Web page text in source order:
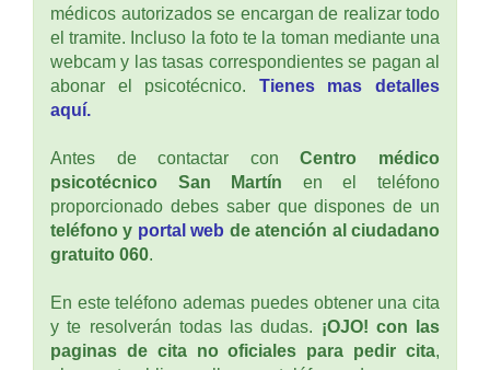
médicos autorizados se encargan de realizar todo
el tramite. Incluso la foto te la toman mediante una
webcam y las tasas correspondientes se pagan al
abonar el psicotécnico. Tienes mas detalles
aquí.
Antes de contactar conCentro médico
psicotécnico San Martín en el teléfono
proporcionado debes saber que dispones de un
teléfono y portal web de atención al ciudadano
gratuito 060.
En este teléfono ademas puedes obtener una cita
y te resolverán todas las dudas. ¡OJO! con las
paginas de cita no oficiales para pedir cita,